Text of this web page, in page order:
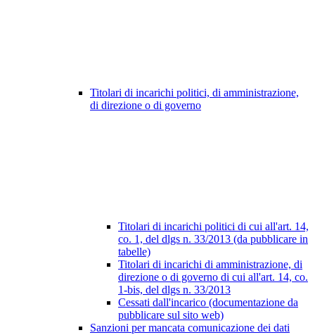
Titolari di incarichi politici, di amministrazione,
di direzione o di governo
Titolari di incarichi politici di cui all'art. 14,
co. 1, del dlgs n. 33/2013 (da pubblicare in
tabelle)
Titolari di incarichi di amministrazione, di
direzione o di governo di cui all'art. 14, co.
1-bis, del dlgs n. 33/2013
Cessati dall'incarico (documentazione da
pubblicare sul sito web)
Sanzioni per mancata comunicazione dei dati